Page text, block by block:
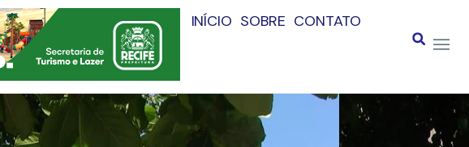
INÍCIO SOBRE CONTATO